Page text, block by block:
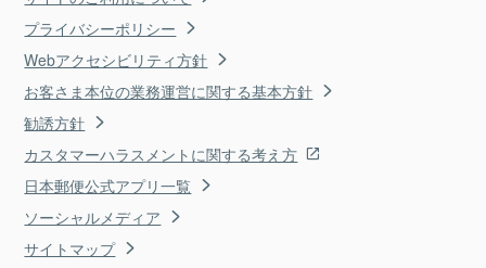
プライバシーポリシー
Webアクセシビリティ方針
お客さま本位の業務運営に関する基本方針
勧誘方針
カスタマーハラスメントに関する考え方
日本郵便公式アプリ一覧
ソーシャルメディア
サイトマップ